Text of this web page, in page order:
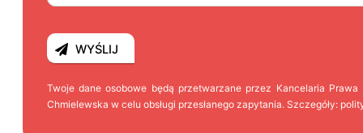
Twoje dane osobowe będą przetwarzane przez Kancelaria
Chmielewska w celu obsługi przesłanego zapytania. Szczegóły: